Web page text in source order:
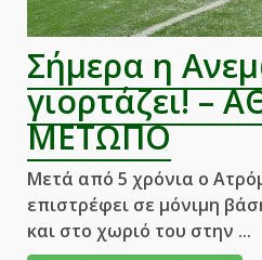
Σήμερα η
γιορτάζει! –
ΜΕΤΩΠΟ
Μετά από 5 χρόνια ο
επιστρέφει σε μόνιμη
και στο χωριό του στην ...